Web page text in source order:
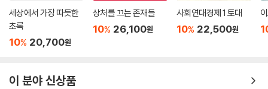
세상에서 가장 따듯한
초록
10% 20,700원
상처를 끄는 존재들
10% 26,100원
사회연대경제 1 토대
10% 22,500원
이 분야 신상품